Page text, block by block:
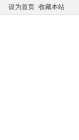
设为首页 收藏本站